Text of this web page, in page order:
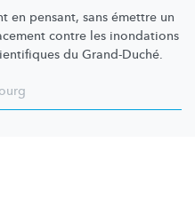
en pensant, sans émettre un
contre les inondations
du Grand-Duché.